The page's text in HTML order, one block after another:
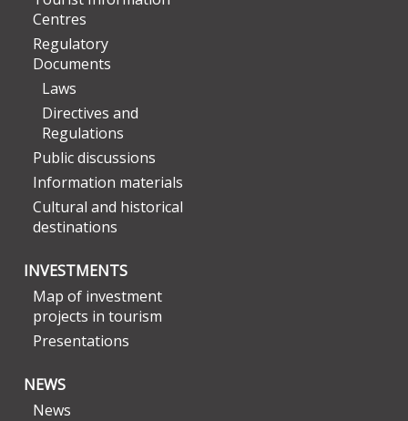
Centres
Regulatory
Documents
Laws
Directives and
Regulations
Public discussions
Information materials
Cultural and historical
destinations
INVESTMENTS
Map of investment
projects in tourism
Presentations
NEWS
News